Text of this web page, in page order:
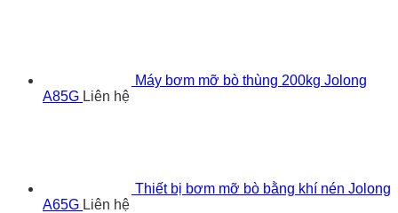
Máy bơm mỡ bò thùng 200kg Jolong
A85G Liên hệ
Thiết bị bơm mỡ bò bằng khí nén Jolong
A65G Liên hệ